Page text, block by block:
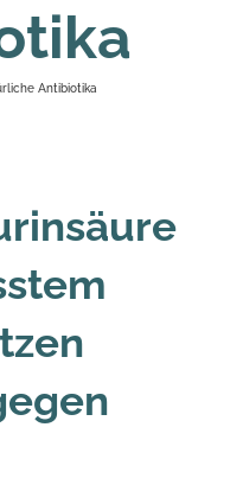
Antibiotika